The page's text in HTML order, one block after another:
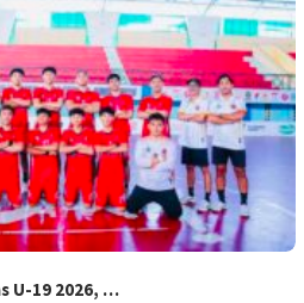
U-19 2026, …